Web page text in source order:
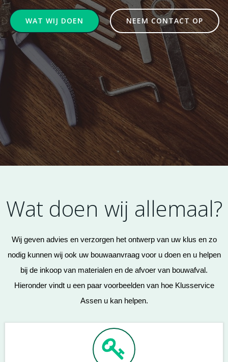
WAT WIJ DOEN NEEM CONTACT OP
Wat doen wij allemaal?
Wij geven advies en verzorgen het ontwerp van uw klus en zo
nodig kunnen wij ook uw bouwaanvraag voor u doen en u helpen
bij de inkoop van materialen en de afvoer van bouwafval.
Hieronder vindt u een paar voorbeelden van hoe Klusservice
Assen u kan helpen.